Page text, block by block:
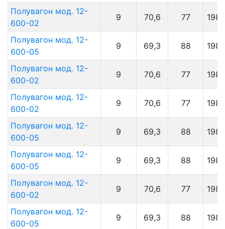
Полувагон мод. 12-
600-02
9 70,6 77 1984
Полувагон мод. 12-
600-05
9 69,3 88 1984
Полувагон мод. 12-
600-02
9 70,6 77 1984
Полувагон мод. 12-
600-02
9 70,6 77 1984
Полувагон мод. 12-
600-05
9 69,3 88 1984
Полувагон мод. 12-
600-05
9 69,3 88 1984
Полувагон мод. 12-
600-02
9 70,6 77 1984
Полувагон мод. 12-
600-05
9 69,3 88 1984